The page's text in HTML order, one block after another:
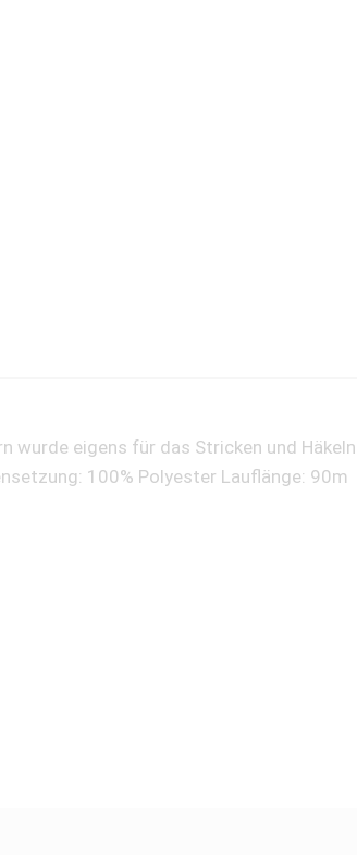
wurde eigens für das Stricken und Häkeln
100% Polyester Lauflänge: 90m